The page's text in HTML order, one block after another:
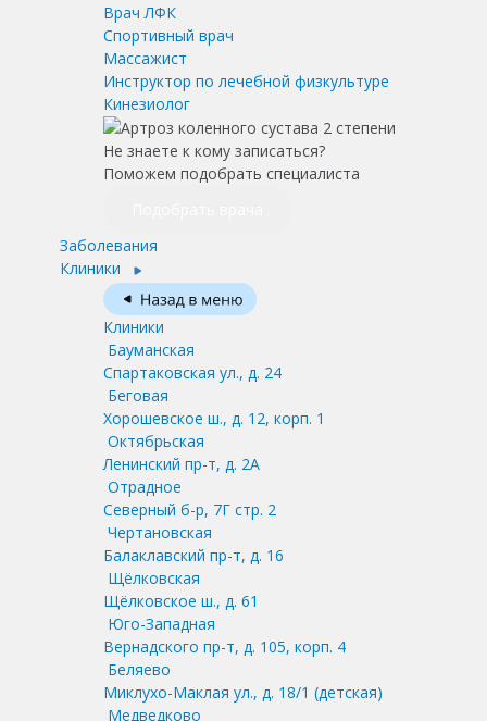
Врач ЛФК
Спортивный врач
Массажист
Инструктор по лечебной физкультуре
Кинезиолог
Не знаете к кому записаться?
Поможем подобрать специалиста
Заболевания
Клиники
Клиники
Бауманская
Спартаковская ул., д. 24
Беговая
Хорошевское ш., д. 12, корп. 1
Октябрьская
Ленинский пр-т, д. 2А
Отрадное
Северный б-р, 7Г стр. 2
Чертановская
Балаклавский пр-т, д. 16
Щёлковская
Щёлковское ш., д. 61
Юго-Западная
Вернадского пр-т, д. 105, корп. 4
Беляево
Миклухо-Маклая ул., д. 18/1 (детская)
Медведково